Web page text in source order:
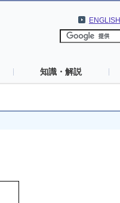
ENGLISH
知識・解説